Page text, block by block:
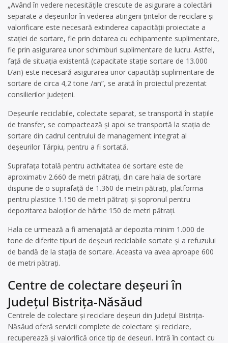
„Având în vedere necesitățile crescute de asigurare a colectării
separate a deșeurilor în vederea atingerii țintelor de reciclare și
valorificare este necesară extinderea capacității proiectate a
stației de sortare, fie prin dotarea cu echipamente suplimentare,
fie prin asigurarea unor schimburi suplimentare de lucru. Astfel,
față de situația existentă (capacitate stație sortare de 13.000
t/an) este necesară asigurarea unor capacități suplimentare de
sortare de circa 4,2 tone /an”, se arată în proiectul prezentat
consilierilor județeni.
Deșeurile reciclabile, colectate separat, se transportă în stațiile
de transfer, se compactează și apoi se transportă la stația de
sortare din cadrul centrului de management integrat al
deșeurilor Tărpiu, pentru a fi sortată.
Suprafața totală pentru activitatea de sortare este de
aproximativ 2.660 de metri pătrați, din care hala de sortare
dispune de o suprafață de 1.360 de metri pătrați, platforma
pentru plastice 1.150 de metri pătrați și șopronul pentru
depozitarea baloților de hârtie 150 de metri pătrați.
Hala ce urmează a fi amenajată ar depozita minim 1.000 de
tone de diferite tipuri de deșeuri reciclabile sortate și a refuzului
de bandă de la stația de sortare. Aceasta va avea aproape 600
de metri pătrați.
Centre de colectare deşeuri în
Județul Bistrița-Năsăud
Centrele de colectare și reciclare deșeuri din Județul Bistrița-
Năsăud oferă servicii complete de colectare și reciclare,
recuperează și valorifică orice tip de deseuri. Intră în contact cu